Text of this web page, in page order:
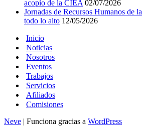
acopio de la CIEA 02/07/2026
Jornadas de Recursos Humanos de
todo lo alto 12/05/2026
Inicio
Noticias
Nosotros
Eventos
Trabajos
Servicios
Afiliados
Comisiones
Neve | Funciona gracias a WordPress